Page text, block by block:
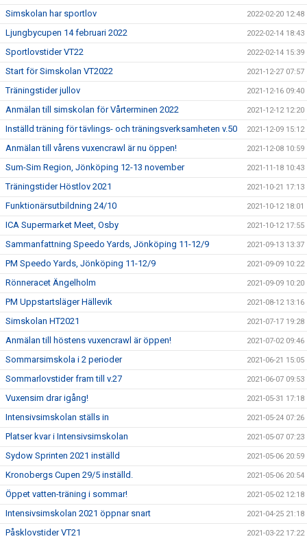
Simskolan har sportlov 2022-02-20 12:48
Ljungbycupen 14 februari 2022 2022-02-14 18:43
Sportlovstider VT22 2022-02-14 15:39
Start för Simskolan VT2022 2021-12-27 07:57
Träningstider jullov 2021-12-16 09:40
Anmälan till simskolan för Vårterminen 2022 2021-12-12 12:20
Inställd träning för tävlings- och träningsverksamheten v.50 2021-12-09 15:12
Anmälan till vårens vuxencrawl är nu öppen! 2021-12-08 10:59
Sum-Sim Region, Jönköping 12-13 november 2021-11-18 10:43
Träningstider Höstlov 2021 2021-10-21 17:13
Funktionärsutbildning 24/10 2021-10-12 18:01
ICA Supermarket Meet, Osby 2021-10-12 17:55
Sammanfattning Speedo Yards, Jönköping 11-12/9 2021-09-13 13:37
PM Speedo Yards, Jönköping 11-12/9 2021-09-09 10:22
Rönneracet Ängelholm 2021-09-09 10:20
PM Uppstartsläger Hällevik 2021-08-12 13:16
Simskolan HT2021 2021-07-17 19:28
Anmälan till höstens vuxencrawl är öppen! 2021-07-02 09:46
Sommarsimskola i 2 perioder 2021-06-21 15:05
Sommarlovstider fram till v.27 2021-06-07 09:53
Vuxensim drar igång! 2021-05-31 17:18
Intensivsimskolan ställs in 2021-05-24 07:26
Platser kvar i Intensivsimskolan 2021-05-07 07:23
Sydow Sprinten 2021 inställd 2021-05-06 20:59
Kronobergs Cupen 29/5 inställd. 2021-05-06 20:54
Öppet vatten-träning i sommar! 2021-05-02 12:18
Intensivsimskolan 2021 öppnar snart 2021-04-25 21:18
Påsklovstider VT21 2021-03-22 17:22